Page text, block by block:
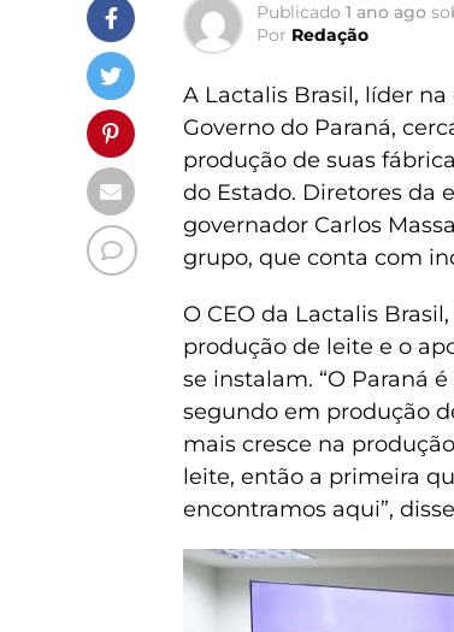
Publicado 1 ano ago
Por Redação
A Lactalis Brasil, líder
Governo do Paraná,
produção de suas
do Estado. Diretores da
governador Carlos
grupo, que conta com
O CEO da Lactalis
produção de leite e o
se instalam. “O Paraná
segundo em produção
mais cresce na
leite, então a primeira
encontramos aqui”,